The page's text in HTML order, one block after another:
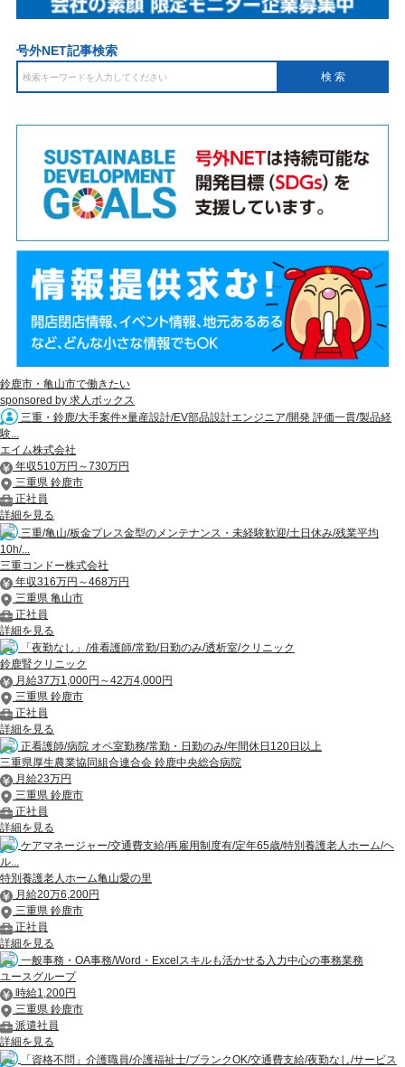
号外NET記事検索
鈴鹿市・亀山市で働きたい
sponsored by 求人ボックス
三重・鈴鹿/大手案件×量産設計/EV部品設計エンジニア/開発 評価一貫/製品経
験...
エイム株式会社
年収510万円～730万円
三重県 鈴鹿市
正社員
詳細を見る
三重/亀山/板金プレス金型のメンテナンス・未経験歓迎/土日休み/残業平均
10h/...
三重コンドー株式会社
年収316万円～468万円
三重県 亀山市
正社員
詳細を見る
「夜勤なし」/准看護師/常勤/日勤のみ/透析室/クリニック
鈴鹿腎クリニック
月給37万1,000円～42万4,000円
三重県 鈴鹿市
正社員
詳細を見る
正看護師/病院 オペ室勤務/常勤・日勤のみ/年間休日120日以上
三重県厚生農業協同組合連合会 鈴鹿中央総合病院
月給23万円
三重県 鈴鹿市
正社員
詳細を見る
ケアマネージャー/交通費支給/再雇用制度有/定年65歳/特別養護老人ホーム/ヘ
ル...
特別養護老人ホーム亀山愛の里
月給20万6,200円
三重県 鈴鹿市
正社員
詳細を見る
一般事務・OA事務/Word・Excelスキルも活かせる入力中心の事務業務
ユースグループ
時給1,200円
三重県 鈴鹿市
派遣社員
詳細を見る
「資格不問」介護職員/介護福祉士/ブランクOK/交通費支給/夜勤なし/サービス